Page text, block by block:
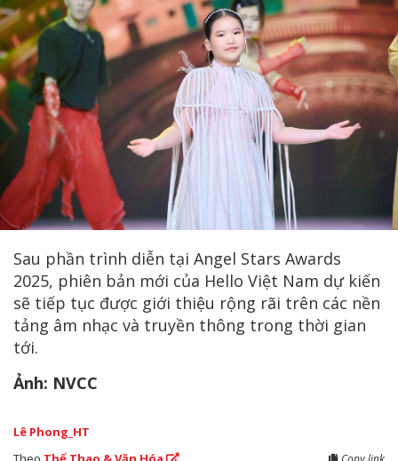
Sau phần trình diễn tại Angel Stars Awards
2025, phiên bản mới của Hello Việt Nam dự kiến
sẽ tiếp tục được giới thiệu rộng rãi trên các nền
tảng âm nhạc và truyền thông trong thời gian
tới.
Ảnh: NVCC
Lê Phong_HT